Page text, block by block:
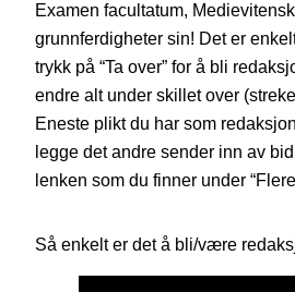
Examen facultatum,
grunnferdigheter sin! Det er
trykk på “Ta over” for å bli
endre alt under skillet over
Eneste plikt du har som
legge det andre sender inn av
lenken som du finner under
Så enkelt er det å bli/være